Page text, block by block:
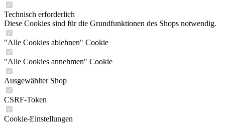
Technisch erforderlich
Diese Cookies sind für die Grundfunktionen des Shops notwendig.
"Alle Cookies ablehnen" Cookie
"Alle Cookies annehmen" Cookie
Ausgewählter Shop
CSRF-Token
Cookie-Einstellungen